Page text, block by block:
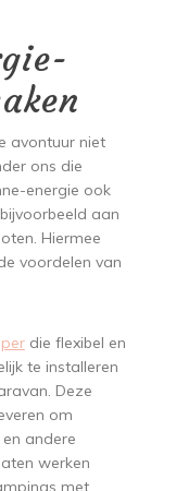
avontuur niet
ons die
energie ook
aan
Hiermee
voordelen van
die flexibel en
te installeren
Deze
om
andere
werken
met